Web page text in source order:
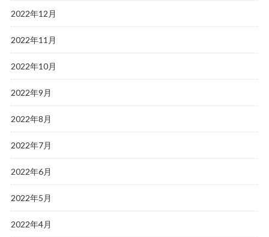
2022年12月
2022年11月
2022年10月
2022年9月
2022年8月
2022年7月
2022年6月
2022年5月
2022年4月